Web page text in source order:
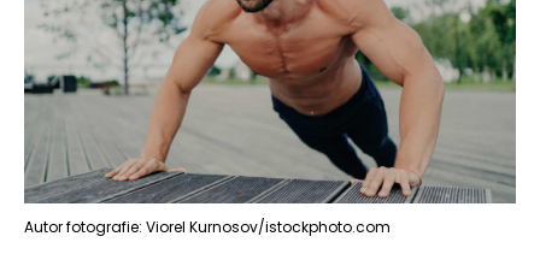
Autor fotografie: Viorel Kurnosov/istockphoto.com
o
u
č
j
e
m
e